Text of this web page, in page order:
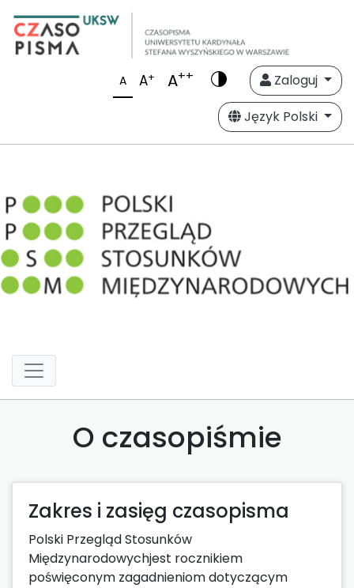
A A+ A++
Zaloguj
Język Polski
O czasopiśmie
Zakres i zasięg czasopisma
Polski Przegląd Stosunków
Międzynarodowychjest rocznikiem
poświęconym zagadnieniom dotyczącym